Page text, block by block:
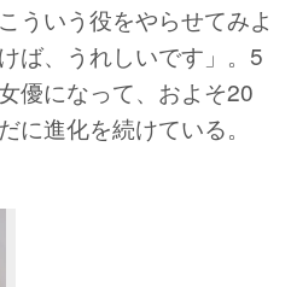
ういう役をやらせてみよ
ば、うれしいです」。5
優になって、およそ20
に進化を続けている。